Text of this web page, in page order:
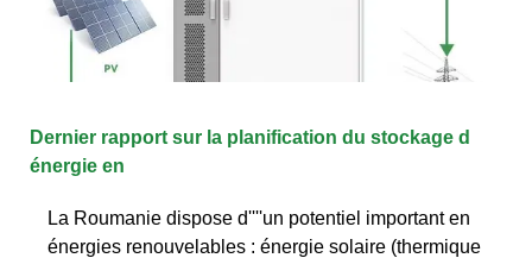
Dernier rapport sur la planification du stockage d
énergie en
La Roumanie dispose d''''un potentiel important en
énergies renouvelables : énergie solaire (thermique